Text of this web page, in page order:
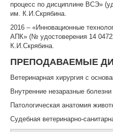
ОБЩЕЖИТИЕ
ЖУРНАЛ "ВЕСТНИК АПК
процесс по дисциплине ВСЭ»
им. К.И.Скрябина.
2016 – «Инновационные
АПК» (№ удостоверения 14
К.И.Скрябина.
ПРЕПОДАВАЕМЫЕ
Ветеринарная хирургия с
Внутренние незаразные болезни
Патологическая анатомия
Судебная ветеринарно-